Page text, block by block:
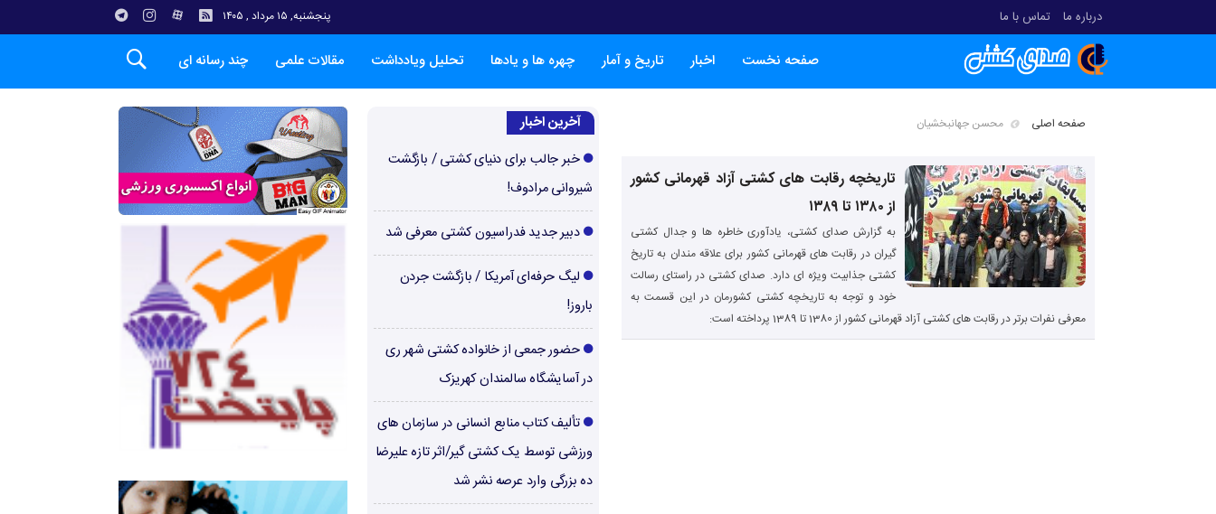
درباره ما تماس با ما پنجشنبه, ۱۵ مرداد , ۱۴۰۵
صفحه نخست اخبار تاریخ و آمار چهره ها و یادها تحلیل ویادداشت مقالات علمی چند رسانه ای
صفحه اصلی محسن جهانبخشیان
تاریخچه رقابت های کشتی آزاد قهرمانی کشور
از ۱۳۸۰ تا ۱۳۸۹
به گزارش صدای کشتی، یادآوری خاطره ها و جدال کشتی
گیران در رقابت های قهرمانی کشور برای علاقه مندان به تاریخ
کشتی جذابیت ویژه ای دارد. صدای کشتی در راستای رسالت
خود و توجه به تاریخچه کشتی کشورمان در این قسمت به
معرفی نفرات برتر در رقابت های کشتی آزاد قهرمانی کشور از 1380 تا 1389 پرداخته است:
آخرین اخبار
خبر جالب برای دنیای کشتی / بازگشت
شیروانی مرادوف!
دبیر جدید فدراسیون کشتی معرفی شد
لیگ حرفه‌ای آمریکا / بازگشت جردن
باروز!
حضور جمعی از خانواده کشتی شهر ری
در آسایشگاه سالمندان کهریزک
تألیف کتاب منابع انسانی در سازمان های
ورزشی توسط یک کشتی گیر/اثر تازه علیرضا
ده بزرگی وارد عرصه نشر شد